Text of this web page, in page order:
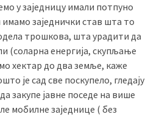
у заједницу имали потпуно
имамо заједнички став шта то
трошкова, шта урадити да
(соларна енергија, скупљање
хектар до два земље, каже
је сад све поскупело, гледају
закупе јавне поседе на више
мобилне заједнице ( без